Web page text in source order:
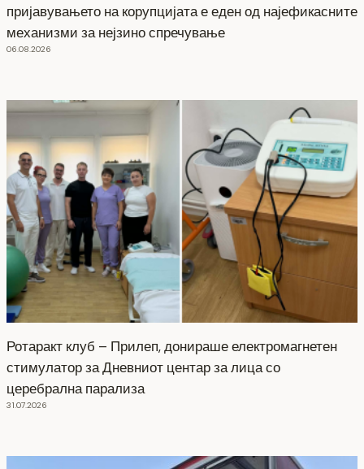
пријавувањето на корупцијата е еден од најефикасните
механизми за нејзино спречување
06.08.2026
Ротаракт клуб – Прилеп, донираше електромагнетен
стимулатор за Дневниот центар за лица со
церебрална парализа
31.07.2026